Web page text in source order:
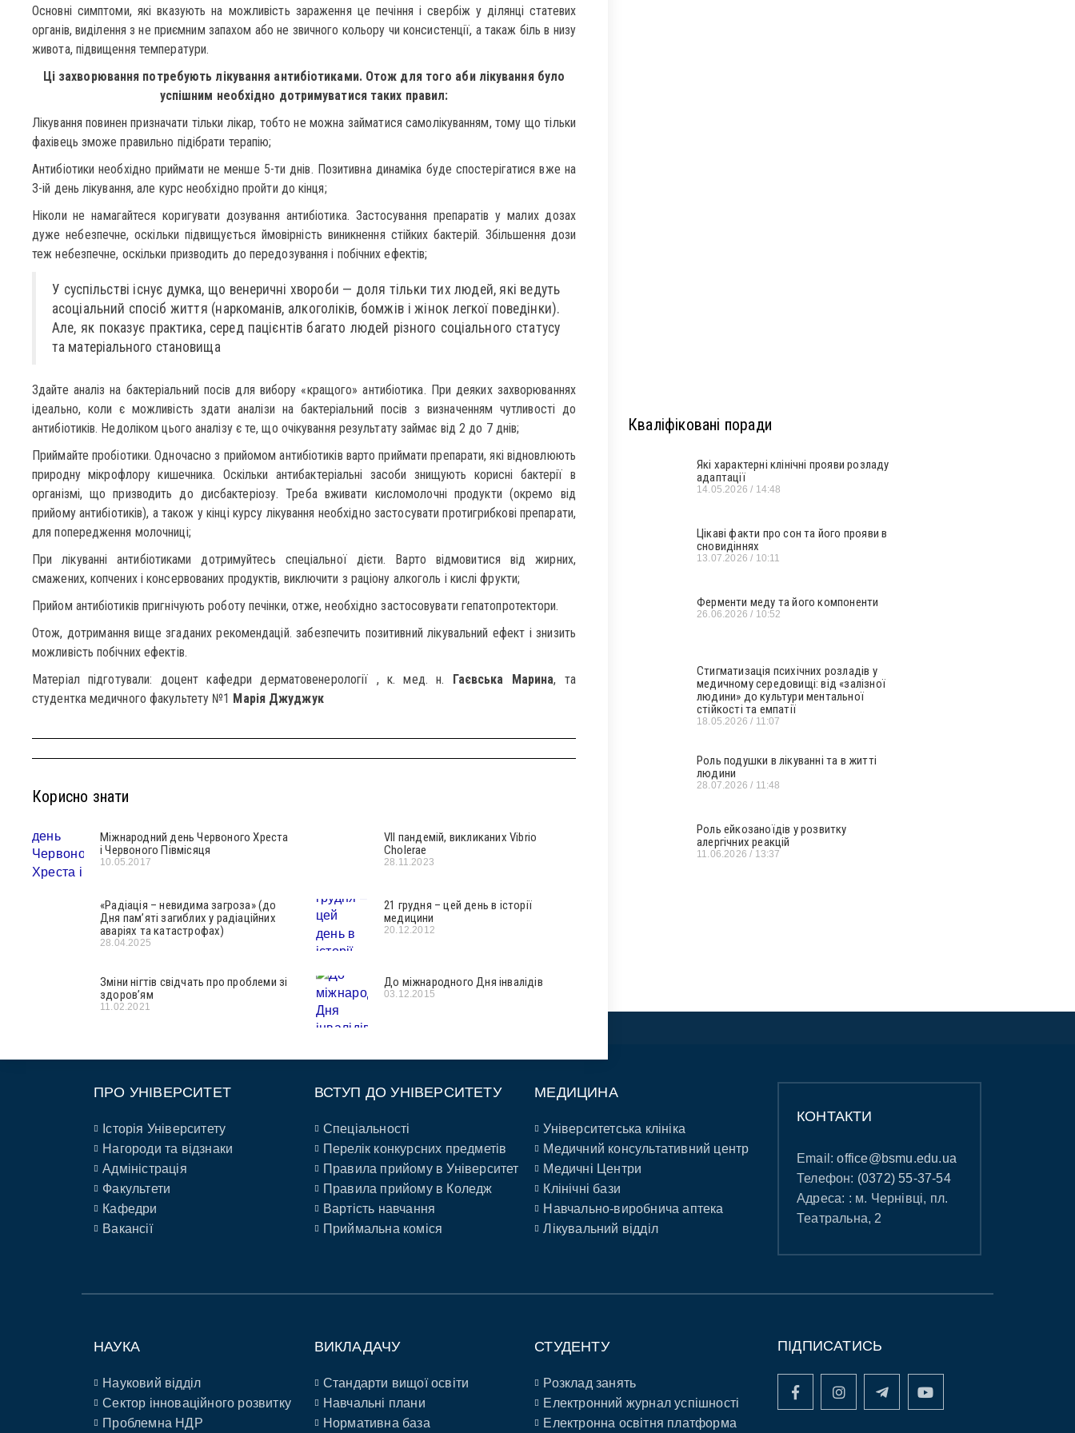
Основні симптоми, які вказують на можливість зараження це печіння і свербіж у ділянці статевих
органів, виділення з не приємним запахом або не звичного кольору чи консистенції, а такаж біль в низу
живота, підвищення температури.
Ці захворювання потребують лікування антибіотиками. Отож для того аби лікування було
успішним необхідно дотримуватися таких правил:
Лікування повинен призначати тільки лікар, тобто не можна займатися самолікуванням, тому що тільки
фахівець зможе правильно підібрати терапію;
Антибіотики необхідно приймати не менше 5-ти днів. Позитивна динаміка буде спостерігатися вже на
3-ій день лікування, але курс необхідно пройти до кінця;
Ніколи не намагайтеся коригувати дозування антибіотика. Застосування препаратів у малих дозах
дуже небезпечне, оскільки підвищується ймовірність виникнення стійких бактерій. Збільшення дози
теж небезпечне, оскільки призводить до передозування і побічних ефектів;
У суспільстві існує думка, що венеричні хвороби — доля тільки тих людей, які ведуть
асоціальний спосіб життя (наркоманів, алкоголіків, бомжів і жінок легкої поведінки).
Але, як показує практика, серед пацієнтів багато людей різного соціального статусу
та матеріального становища
Здайте аналіз на бактеріальний посів для вибору «кращого» антибіотика. При деяких захворюваннях
ідеально, коли є можливість здати аналізи на бактеріальний посів з визначенням чутливості до
антибіотиків. Недоліком цього аналізу є те, що очікування результату займає від 2 до 7 днів;
Приймайте пробіотики. Одночасно з прийомом антибіотиків варто приймати препарати, які відновлюють
природну мікрофлору кишечника. Оскільки антибактеріальні засоби знищують корисні бактерії в
організмі, що призводить до дисбактеріозу. Треба вживати кисломолочні продукти (окремо від
прийому антибіотиків), а також у кінці курсу лікування необхідно застосувати протигрибкові препарати,
для попередження молочниці;
При лікуванні антибіотиками дотримуйтесь спеціальної дієти. Варто відмовитися від жирних,
смажених, копчених і консервованих продуктів, виключити з раціону алкоголь і кислі фрукти;
Прийом антибіотиків пригнічують роботу печінки, отже, необхідно застосовувати гепатопротектори.
Отож, дотримання вище згаданих рекомендацій. забезпечить позитивний лікувальний ефект і знизить
можливість побічних ефектів.
Матеріал підготували: доцент кафедри дерматовенерології , к. мед. н. Гаєвська Марина, та
студентка медичного факультету №1 Марія Джуджук
Корисно знати
Міжнародний день Червоного Хреста
і Червоного Півмісяця
10.05.2017
VII пандемій, викликаних Vibrio
Cholerae
28.11.2023
«Радіація – невидима загроза» (до
Дня пам’яті загиблих у радіаційних
аваріях та катастрофах)
28.04.2025
21 грудня – цей день в історії
медицини
20.12.2012
Зміни нігтів свідчать про проблеми зі
здоров’ям
11.02.2021
До міжнародного Дня інвалідів
03.12.2015
Кваліфіковані поради
Які характерні клінічні прояви розладу
адаптації
14.05.2026 14:48
Цікаві факти про сон та його прояви в
сновидіннях
13.07.2026 10:11
Ферменти меду та його компоненти
26.06.2026 10:52
Стигматизація психічних розладів у
медичному середовищі: від «залізної
людини» до культури ментальної
стійкості та емпатії
18.05.2026 11:07
Роль подушки в лікуванні та в житті
людини
28.07.2026 11:48
Роль ейкозаноїдів у розвитку
алергічних реакцій
11.06.2026 13:37
ПРО УНІВЕРСИТЕТ
Історія Університету
Нагороди та відзнаки
Адміністрація
Факультети
Кафедри
Вакансії
ВСТУП ДО УНІВЕРСИТЕТУ
Спеціальності
Перелік конкурсних предметів
Правила прийому в Університет
Правила прийому в Коледж
Вартість навчання
Приймальна коміся
МЕДИЦИНА
Університетська клініка
Медичний консультативний центр
Медичні Центри
Клінічні бази
Навчально-виробнича аптека
Лікувальний відділ
КОНТАКТИ
Email:office@bsmu.edu.ua
Телефон: (0372) 55-37-54
Адреса: : м. Чернівці, пл.
Театральна, 2
НАУКА
Науковий відділ
Сектор інноваційного розвитку
Проблемна НДР
ВИКЛАДАЧУ
Стандарти вищої освіти
Навчальні плани
Нормативна база
СТУДЕНТУ
Розклад занять
Електронний журнал успішності
Електронна освітня платформа
ПІДПИСАТИСЬ